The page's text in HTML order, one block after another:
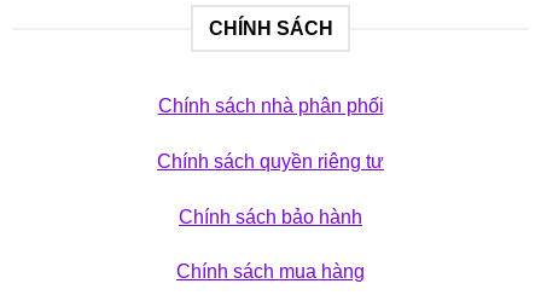
CHÍNH SÁCH
Chính sách nhà phân phối
Chính sách quyền riêng tư
Chính sách bảo hành
Chính sách mua hàng